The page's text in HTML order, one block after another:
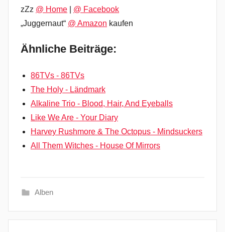
zZz @ Home
@ Facebook
„Juggernaut“ @ Amazon kaufen
Ähnliche Beiträge:
86TVs - 86TVs
The Holy - Ländmark
Alkaline Trio - Blood, Hair, And Eyeballs
Like We Are - Your Diary
Harvey Rushmore & The Octopus - Mindsuckers
All Them Witches - House Of Mirrors
Alben
D